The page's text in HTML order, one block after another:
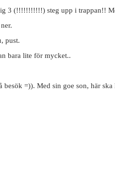
3 (!!!!!!!!!!!) steg upp i trappan!!
pust.
bara lite för mycket..
=)). Med sin goe son, här ska